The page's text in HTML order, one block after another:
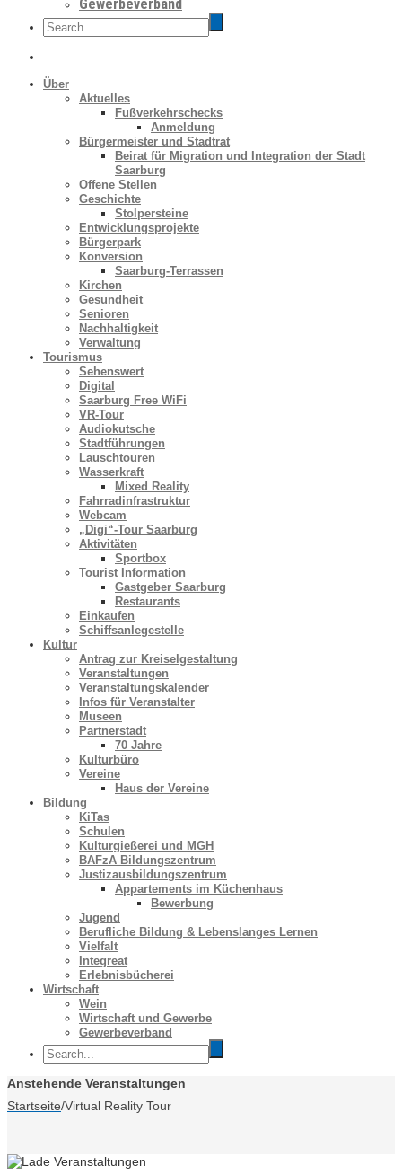
Gewerbeverband
Über
Aktuelles
Fußverkehrschecks
Anmeldung
Bürgermeister und Stadtrat
Beirat für Migration und Integration der Stadt
Saarburg
Offene Stellen
Geschichte
Stolpersteine
Entwicklungsprojekte
Bürgerpark
Konversion
Saarburg-Terrassen
Kirchen
Gesundheit
Senioren
Nachhaltigkeit
Verwaltung
Tourismus
Sehenswert
Digital
Saarburg Free WiFi
VR-Tour
Audiokutsche
Stadtführungen
Lauschtouren
Wasserkraft
Mixed Reality
Fahrradinfrastruktur
Webcam
„Digi“-Tour Saarburg
Aktivitäten
Sportbox
Tourist Information
Gastgeber Saarburg
Restaurants
Einkaufen
Schiffsanlegestelle
Kultur
Antrag zur Kreiselgestaltung
Veranstaltungen
Veranstaltungskalender
Infos für Veranstalter
Museen
Partnerstadt
70 Jahre
Kulturbüro
Vereine
Haus der Vereine
Bildung
KiTas
Schulen
Kulturgießerei und MGH
BAFzA Bildungszentrum
Justizausbildungszentrum
Appartements im Küchenhaus
Bewerbung
Jugend
Berufliche Bildung & Lebenslanges Lernen
Vielfalt
Integreat
Erlebnisbücherei
Wirtschaft
Wein
Wirtschaft und Gewerbe
Gewerbeverband
Anstehende Veranstaltungen
Startseite/Virtual Reality Tour